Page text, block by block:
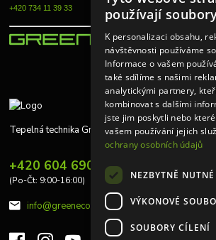
+420 734 11 39 33
Tepelná technika Greeneco
+420 604 690 848
(Po-Čt: 9:00-16:00)
info@greeneco.cz
používají
K personalizaci obsahu,
návštěvnosti používáme
Informace o vašem
také sdílíme s našimi
analytickými partnery,
kombinovat s dalšími
jste jim poskytli nebo
vašem používání jejich
ochrany osobních údajů
NEZBYTNĚ
VÝKONOVÉ
SOUBORY CÍLENÍ